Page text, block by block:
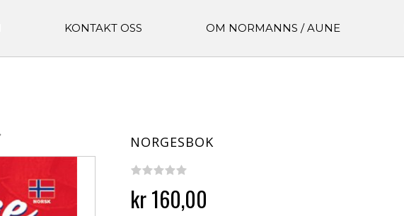
KONTAKT OSS OM NORMANNS / AUNE
NORGESBOK
kr 160,00